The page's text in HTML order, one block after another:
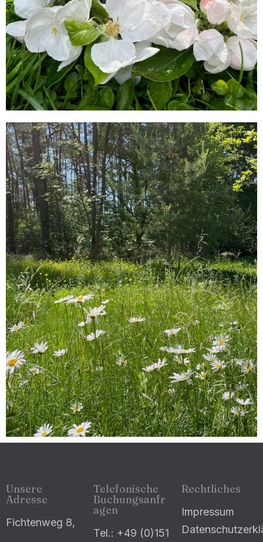
Unsere
Adresse
Fichtenweg 8,
Telefonische
Buchungsanfr
agen
Tel.: +49 (0)151
Rechtliches
Impressum